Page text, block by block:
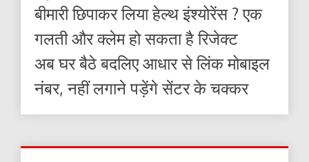
बीमारी छिपाकर लिया हेल्थ इंश्योरेंस ? एक
गलती और क्लेम हो सकता है रिजेक्ट
अब घर बैठे बदलिए आधार से लिंक मोबाइल
नंबर, नहीं लगाने पड़ेंगे सेंटर के चक्कर